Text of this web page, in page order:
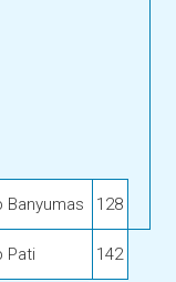
Banyumas 128
Pati 142